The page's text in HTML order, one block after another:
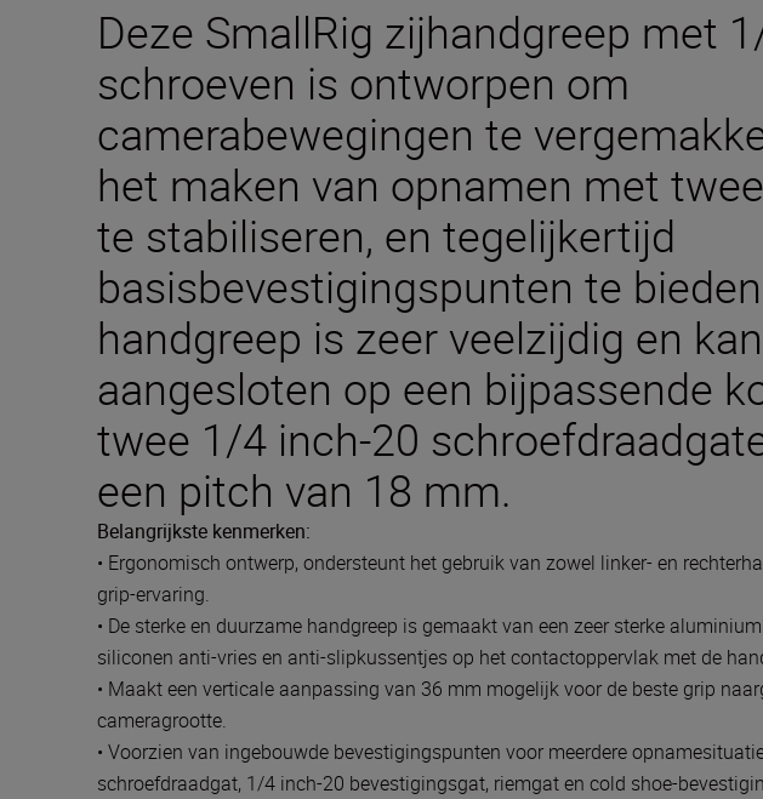
Deze SmallRig zijhandgreep met
schroeven is ontworpen om
camerabewegingen te
het maken van opnamen met
te stabiliseren, en tegelijkertijd
basisbevestigingspunten te
handgreep is zeer veelzijdig en
aangesloten op een bijpassende
twee 1/4 inch-20
een pitch van 18 mm.
Belangrijkste kenmerken:
• Ergonomisch ontwerp, ondersteunt het gebruik van zowel linker- en
grip-ervaring.
• De sterke en duurzame handgreep is gemaakt van een zeer sterke
siliconen anti-vries en anti-slipkussentjes op het contactoppervlak met de
• Maakt een verticale aanpassing van 36 mm mogelijk voor de beste grip
cameragrootte.
• Voorzien van ingebouwde bevestigingspunten voor meerdere
schroefdraadgat, 1/4 inch-20 bevestigingsgat, riemgat en cold shoe-